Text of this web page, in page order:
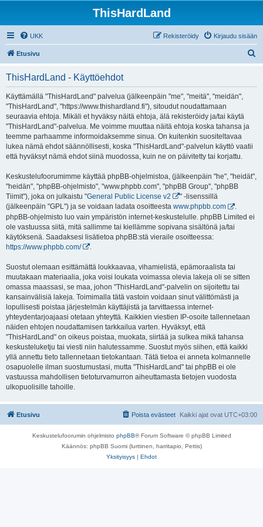
ThisHardLand
UKK Kirjaudu sisään
Rekisteröidy
Etusivu
ThisHardLand - Käyttöehdot
Käyttämällä "ThisHardLand" palvelua (jälkeenpäin "me", "meitä", "meidän",
"ThisHardLand", "https://www.thishardland.fi"), sitoudut noudattamaan
seuraavia ehtoja. Mikäli et hyväksy näitä ehtoja, älä rekisteröidy ja/tai käytä
"ThisHardLand"-palvelua. Me voimme muuttaa näitä ehtoja koska tahansa ja
teemme parhaamme informoidaksemme sinua. On kuitenkin suositeltavaa
lukea nämä ehdot säännöllisesti, koska "ThisHardLand"-palvelun käyttö vaatii
että hyväksyt nämä ehdot siinä muodossa, kuin ne on päivitetty tai korjattu.
Keskustelufoorumimme käyttää phpBB-ohjelmistoa, (jälkeenpäin "he", "heidät",
"heidän", "phpBB-ohjelmisto", "www.phpbb.com", "phpBB Group", "phpBB
Tiimit"), joka on julkaistu "General Public License v2
" -lisenssillä
(jälkeenpäin "GPL") ja se voidaan ladata osoitteesta www.phpbb.com
.
phpBB-ohjelmisto luo vain ympäristön internet-keskustelulle. phpBB Limited ei
ole vastuussa siitä, mitä sallimme tai kiellämme sopivana sisältönä ja/tai
käytöksenä. Saadaksesi lisätietoa phpBB:stä vieraile osoitteessa:
https://www.phpbb.com/
Suostut olemaan esittämättä loukkaavaa, vihamielistä, epämoraalista tai
muutakaan materiaalia, joka voisi loukata voimassa olevia lakeja oli se sitten
omassa maassasi, se maa, johon "ThisHardLand"-palvelin on sijoitettu tai
kansainvälisiä lakeja. Toimimalla tätä vastoin voidaan sinut välittömästi ja
lopullisesti poistaa järjestelmän käyttäjistä ja tarvittaessa internet-
yhteydentarjoajaasi otetaan yhteyttä. Kaikkien viestien IP-osoite tallennetaan
näiden ehtojen noudattamisen tarkkailua varten. Hyväksyt, että
"ThisHardLand" on oikeus poistaa, muokata, siirtää ja sulkea mikä tahansa
keskusteluketju tai viesti niin halutessamme. Suostut myös siihen, että kaikki
yllä annettu tieto tallennetaan tietokantaan. Tätä tietoa ei anneta kolmannelle
osapuolelle ilman suostumustasi, mutta "ThisHardLand" tai phpBB ei ole
vastuussa mahdollisen tietoturvamurron aiheuttamasta tietojen vuodosta
ulkopuolisille tahoille.
Etusivu Kaikki ajat ovat UTC+03:00
Poista evästeet
Keskustelufoorumin ohjelmisto phpBB® Forum Software © phpBB Limited
Käännös: phpBB Suomi (lurttinen, harritapio, Pettis)
Yksityisyys | Ehdot